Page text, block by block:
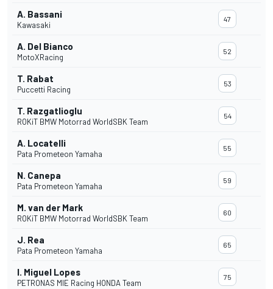
A. Bassani
Kawasaki
47
A. Del Bianco
MotoXRacing
52
T. Rabat
Puccetti Racing
53
T. Razgatlioglu
ROKiT BMW Motorrad WorldSBK Team
54
A. Locatelli
Pata Prometeon Yamaha
55
N. Canepa
Pata Prometeon Yamaha
59
M. van der Mark
ROKiT BMW Motorrad WorldSBK Team
60
J. Rea
Pata Prometeon Yamaha
65
I. Miguel Lopes
PETRONAS MIE Racing HONDA Team
75